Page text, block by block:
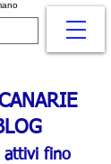
attivi fino